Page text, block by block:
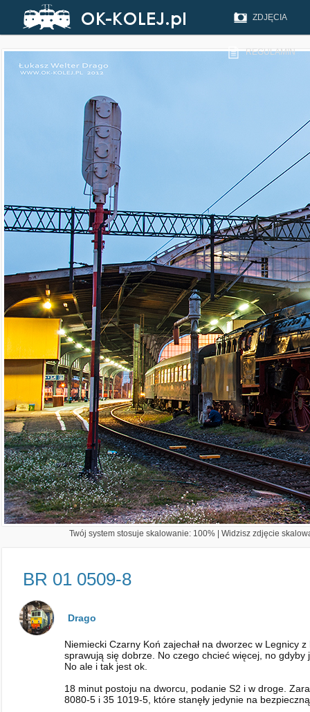
ZDJĘCIA
REGULAMIN
Twój system stosuje skalowanie: 100% | Widzisz zdjęcie
BR 01 0509-8
Drago
Niemiecki Czarny Koń zajechał na dworzec w Legnicy
sprawują się dobrze. No czego chcieć więcej, no gdyby
No ale i tak jest ok.
18 minut postoju na dworcu, podanie S2 i w droge.
8080-5 i 35 1019-5, które stanęły jedynie na